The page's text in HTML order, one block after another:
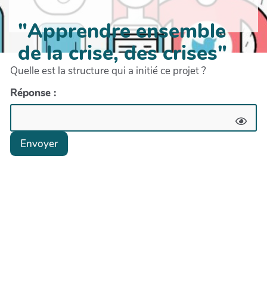
"Apprendre ensemble
de la crise, des crises"
Quelle est la structure qui a initié ce projet ?
Réponse :
Envoyer